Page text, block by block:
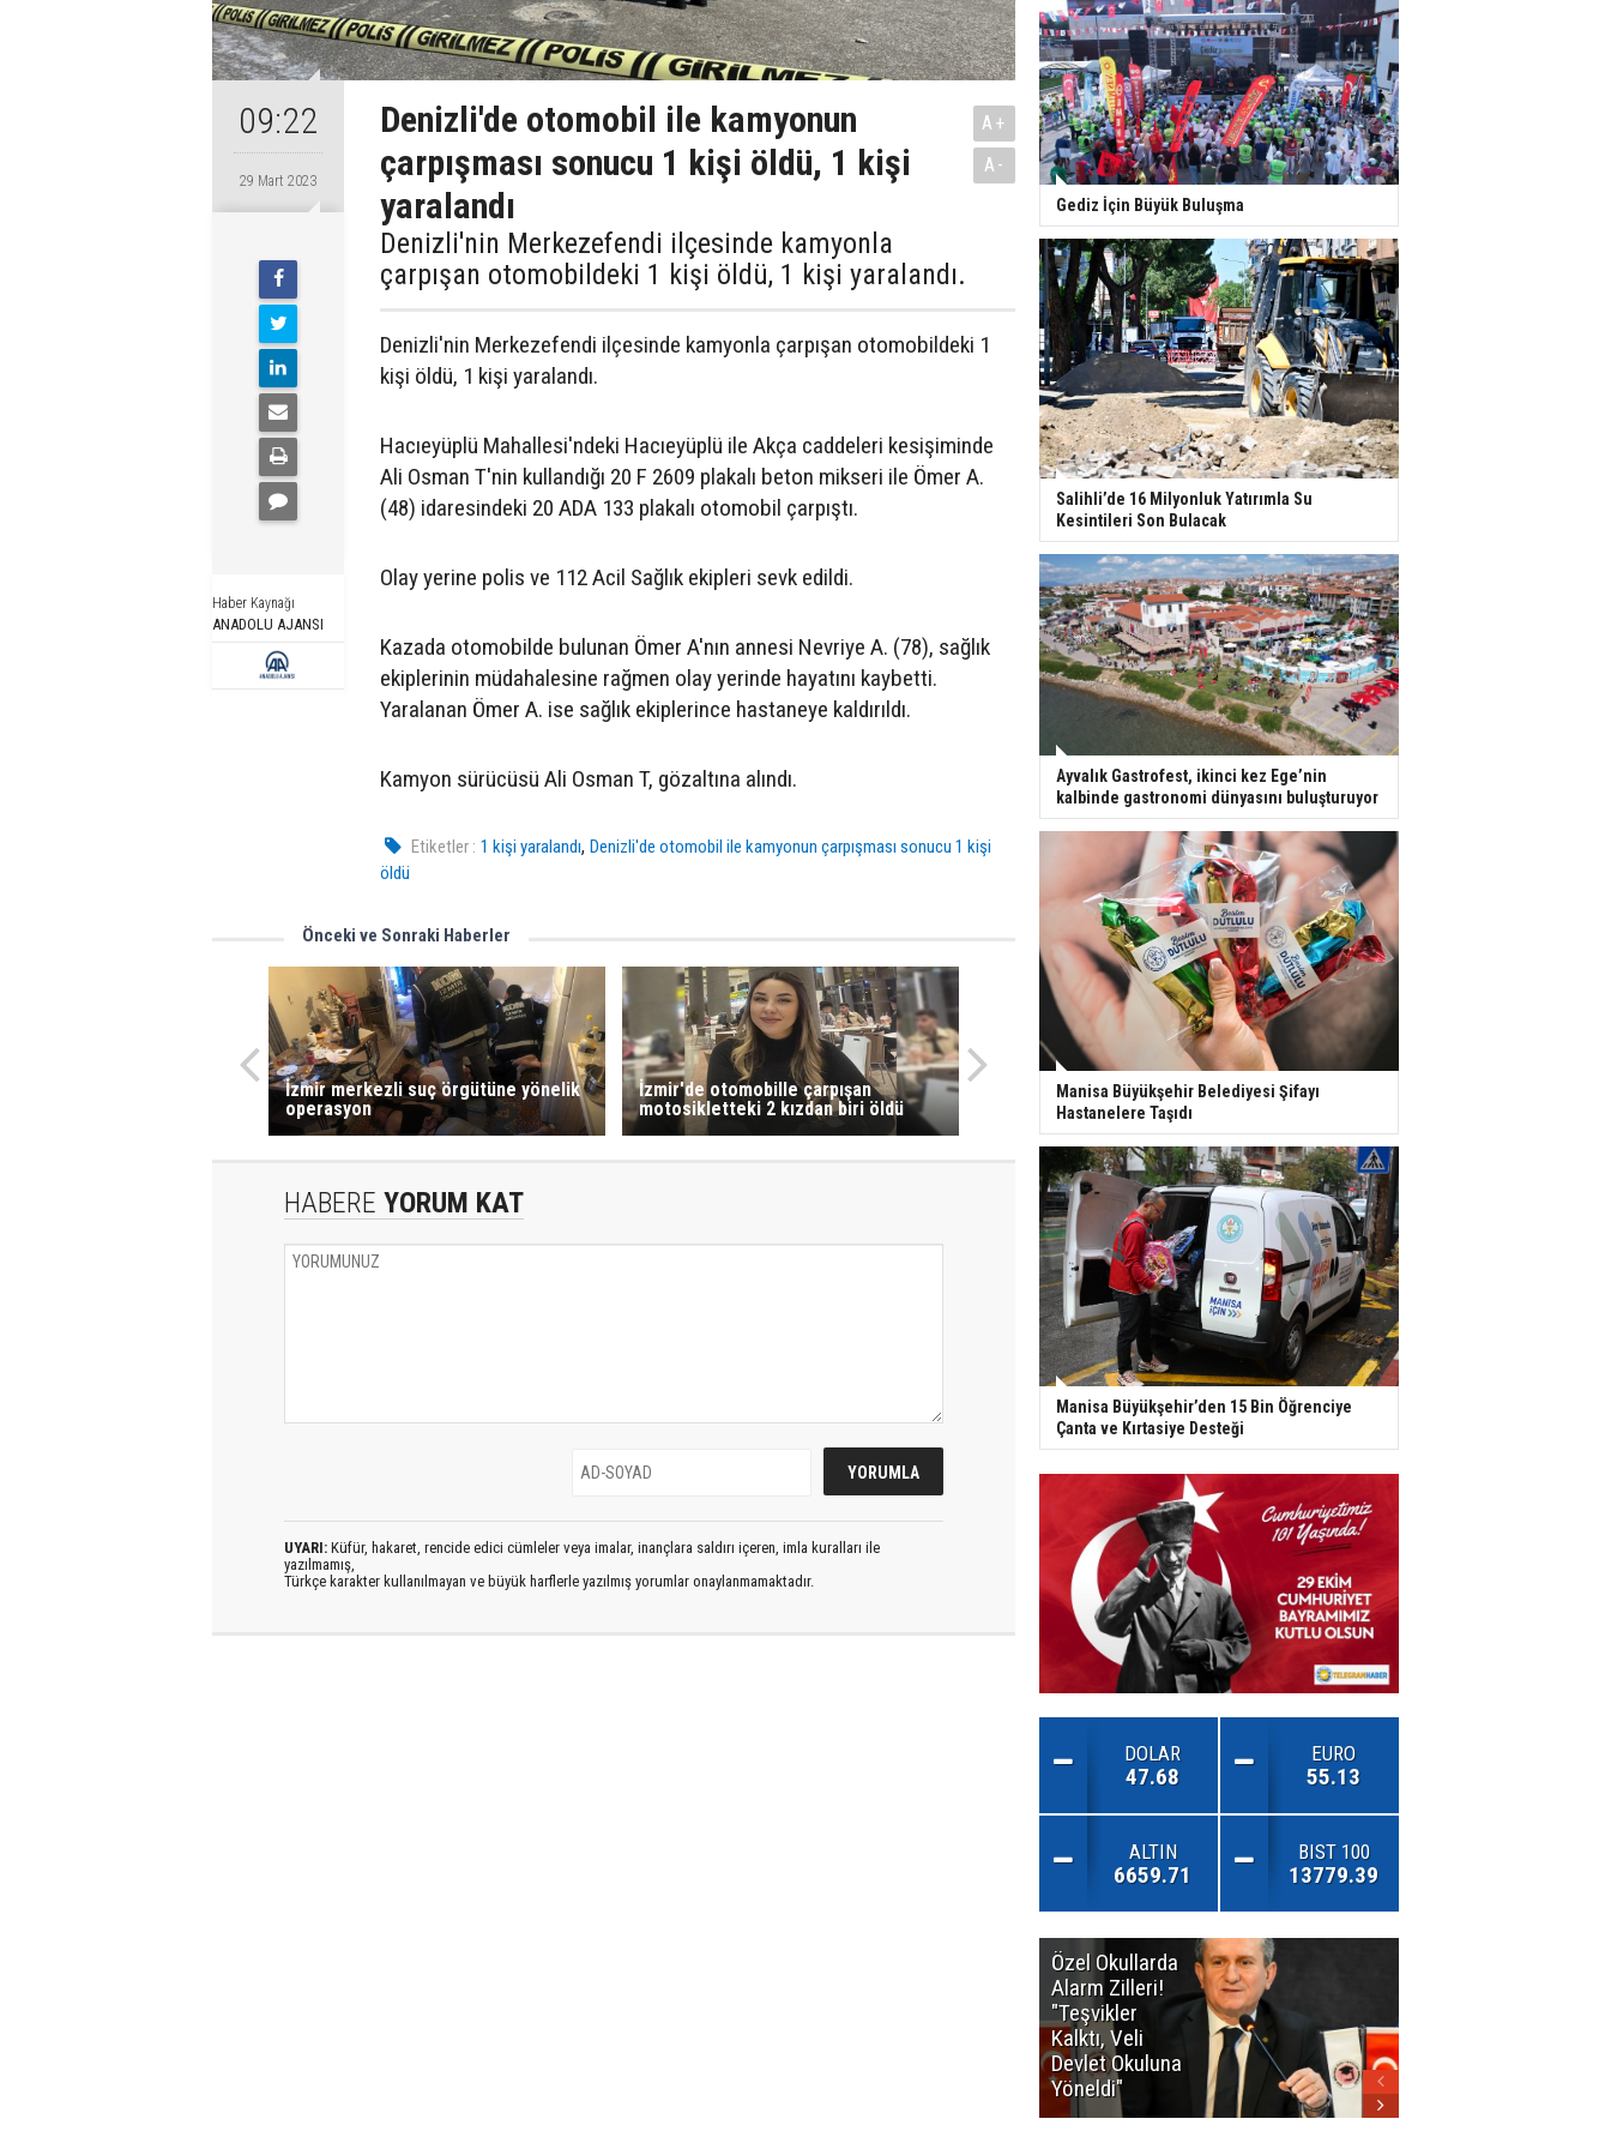
09:22
29 Mart 2023
Haber Kaynağı
ANADOLU AJANSI
Denizli'de otomobil ile kamyonun
çarpışması sonucu 1 kişi öldü, 1 kişi
yaralandı
Denizli'nin Merkezefendi ilçesinde kamyonla
çarpışan otomobildeki 1 kişi öldü, 1 kişi yaralandı.
A+
A-
Denizli'nin Merkezefendi ilçesinde kamyonla çarpışan otomobildeki 1
kişi öldü, 1 kişi yaralandı.
Hacıeyüplü Mahallesi'ndeki Hacıeyüplü ile Akça caddeleri kesişiminde
Ali Osman T'nin kullandığı 20 F 2609 plakalı beton mikseri ile Ömer A.
(48) idaresindeki 20 ADA 133 plakalı otomobil çarpıştı.
Olay yerine polis ve 112 Acil Sağlık ekipleri sevk edildi.
Kazada otomobilde bulunan Ömer A'nın annesi Nevriye A. (78), sağlık
ekiplerinin müdahalesine rağmen olay yerinde hayatını kaybetti.
Yaralanan Ömer A. ise sağlık ekiplerince hastaneye kaldırıldı.
Kamyon sürücüsü Ali Osman T, gözaltına alındı.
Etiketler : 1 kişi yaralandı,Denizli'de otomobil ile kamyonun çarpışması sonucu 1 kişi
öldü
Önceki ve Sonraki Haberler
İzmir merkezli suç örgütüne yönelik
operasyon
İzmir'de otomobille çarpışan
motosikletteki 2 kızdan biri öldü
HABERE YORUM KAT
UYARI: Küfür, hakaret, rencide edici cümleler veya imalar, inançlara saldırı içeren, imla kuralları ile
yazılmamış,
Türkçe karakter kullanılmayan ve büyük harflerle yazılmış yorumlar onaylanmamaktadır.
Gediz İçin Büyük Buluşma
Salihli’de 16 Milyonluk Yatırımla Su
Kesintileri Son Bulacak
Ayvalık Gastrofest, ikinci kez Ege’nin
kalbinde gastronomi dünyasını buluşturuyor
Manisa Büyükşehir Belediyesi Şifayı
Hastanelere Taşıdı
Manisa Büyükşehir’den 15 Bin Öğrenciye
Çanta ve Kırtasiye Desteği
DOLAR
47.68
EURO
55.13
ALTIN
6659.71
BIST 100
13779.39
Özel Okullarda
Alarm Zilleri!
"Teşvikler
Kalktı, Veli
Devlet Okuluna
Yöneldi"